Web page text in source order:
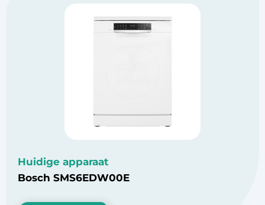
Huidige apparaat
Bosch SMS6EDW00E